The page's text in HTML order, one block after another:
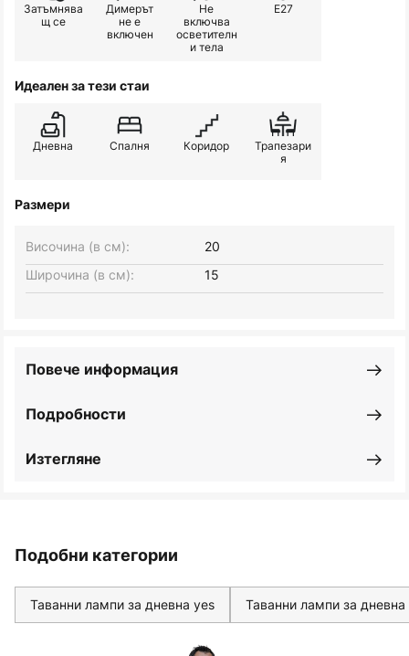
Затъмнява
щ се
Димерът
не е
включен
Не
включва
осветителн
и тела
E27
Идеален за тези стаи
Дневна Спалня Коридор
Трапезари
я
Размери
Широчина (в см): 15
Височина (в см): 20
Подробности
Повече информация
Изтегляне
Подобни категории
Таванни лампи за дневна yes Таванни лампи за